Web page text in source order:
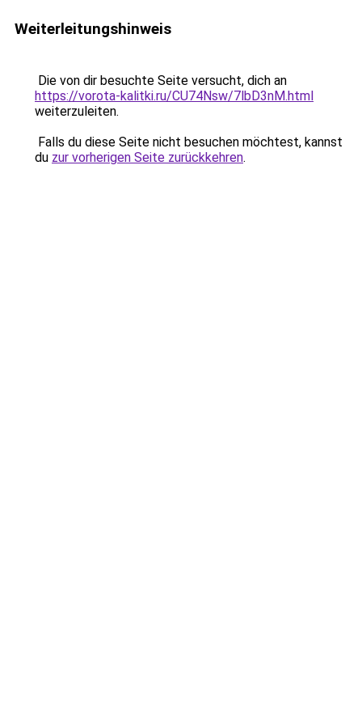
Weiterleitungshinweis
Die von dir besuchte Seite versucht, dich an
https://vorota-kalitki.ru/CU74Nsw/7lbD3nM.html
weiterzuleiten.
Falls du diese Seite nicht besuchen möchtest, kannst
du zur vorherigen Seite zurückkehren.